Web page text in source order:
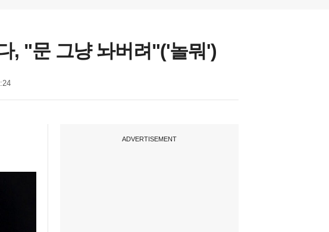
, "문 그냥 놔버려"('놀뭐')
ADVERTISEMENT